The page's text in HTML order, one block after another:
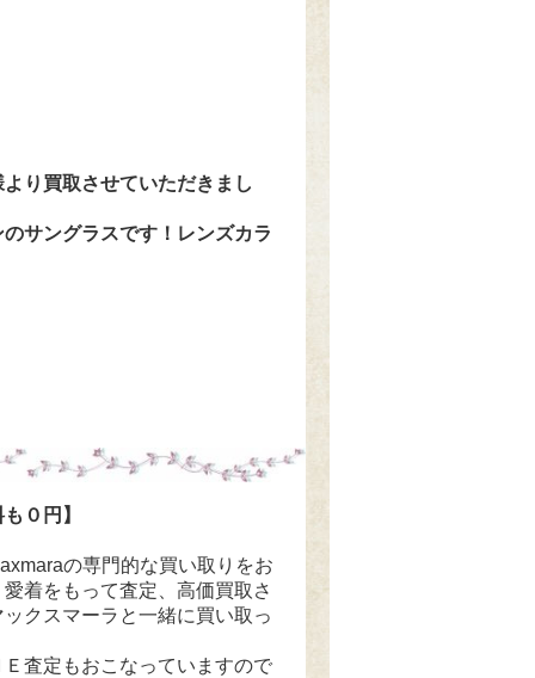
り買取させていただきまし
サングラスです！レンズカラ
０円】
の専門的な買い取りをお
着をもって査定、高価買取さ
クスマーラと一緒に買い取っ
査定もおこなっていますので